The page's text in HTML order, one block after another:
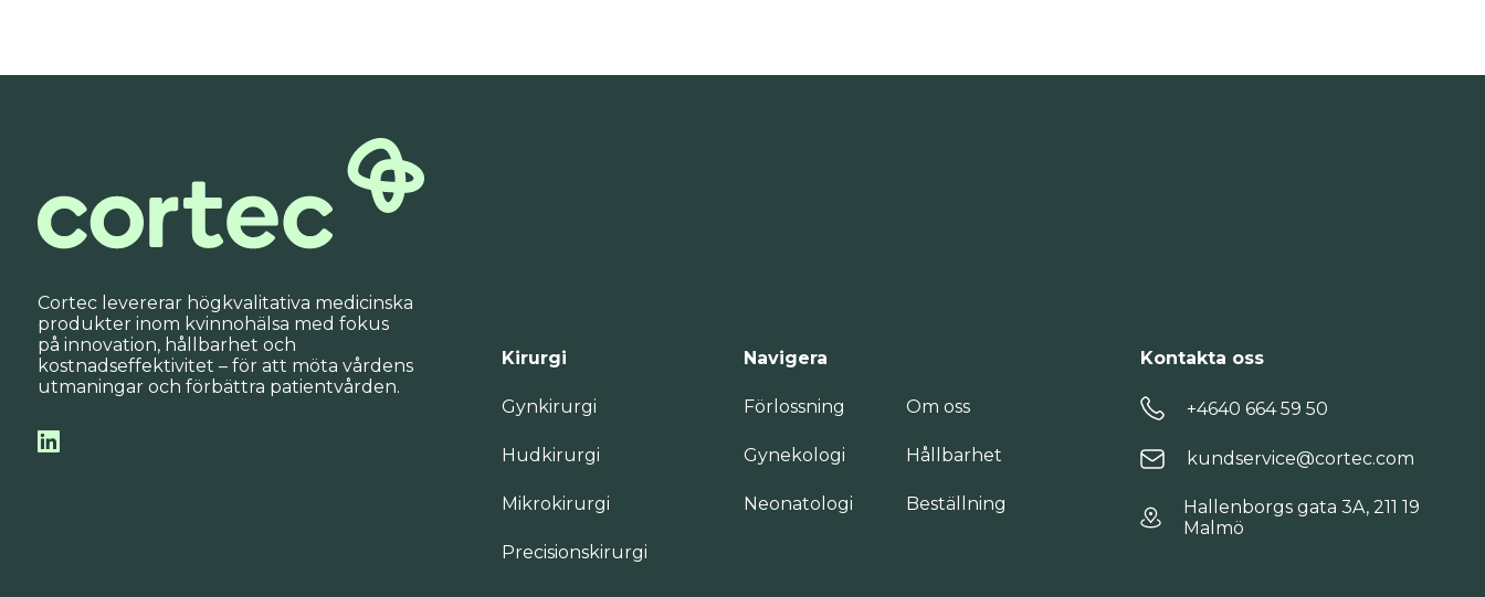
Cortec levererar högkvalitativa medicinska
produkter inom kvinnohälsa med fokus
på innovation, hållbarhet och
kostnadseffektivitet – för att möta vårdens
utmaningar och förbättra patientvården.
Kirurgi
Gynkirurgi
Hudkirurgi
Mikrokirurgi
Precisionskirurgi
Navigera
Förlossning
Gynekologi
Neonatologi
Om oss
Hållbarhet
Beställning
Kontakta oss
+4640 664 59 50
kundservice@cortec.com
Hallenborgs gata 3A, 211 19
Malmö